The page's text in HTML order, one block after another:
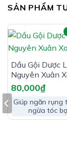
Là một dạng
khoa giảm
Giảm các
cơ bắp
SẢN PHẨM
Dầu Gội Dược
Nguyên Xuân
250ml – Giúp
Đầu & Tóc Từ
80,000₫
Giúp ngăn rụng
ngừa tóc